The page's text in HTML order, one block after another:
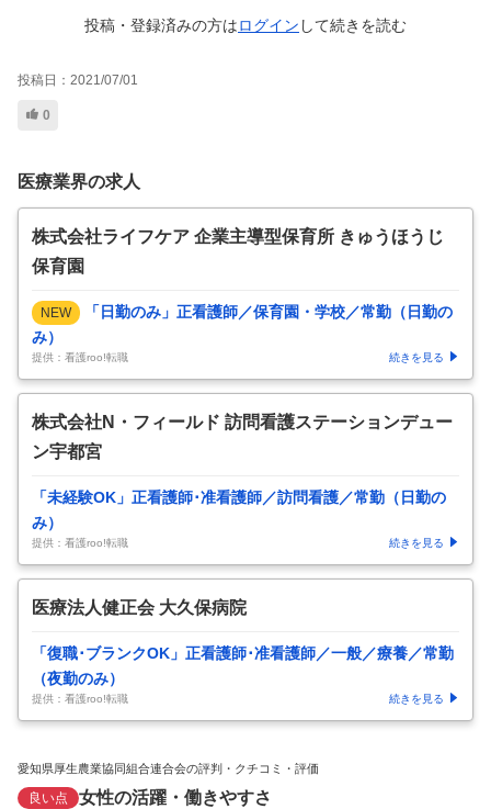
投稿・登録済みの方はログイン して続きを読む
投稿日： 2021/07/01
0
医療業界の求人
株式会社ライフケア 企業主導型保育所 きゅうほうじ
保育園
NEW
「日勤のみ」正看護師／保育園・学校／常勤（日勤の
み）
提供：看護roo!転職 続きを見る
株式会社N・フィールド 訪問看護ステーションデュー
ン宇都宮
「未経験OK」正看護師･准看護師／訪問看護／常勤（日勤の
み）
提供：看護roo!転職 続きを見る
医療法人健正会 大久保病院
「復職･ブランクOK」正看護師･准看護師／一般／療養／常勤
（夜勤のみ）
提供：看護roo!転職 続きを見る
愛知県厚生農業協同組合連合会の評判・クチコミ・評価
良い点 女性の活躍・働きやすさ